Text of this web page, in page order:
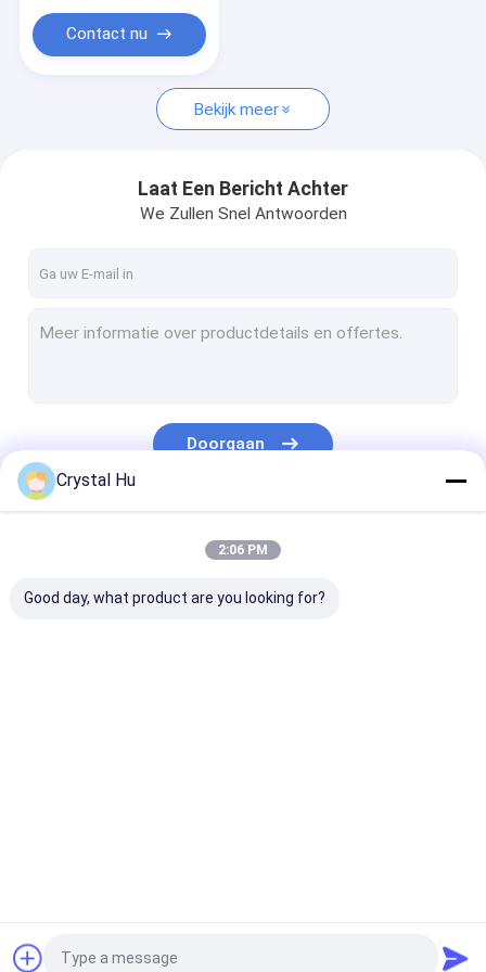
Contact nu
Bekijk meer
Laat Een Bericht Achter
We Zullen Snel Antwoorden
Doorgaan
Crystal Hu
2:06 PM
Good day, what product are you looking for?